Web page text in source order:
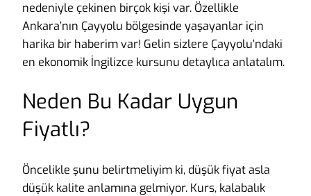
nedeniyle çekinen birçok kişi var. Özellikle
Ankara’nın Çayyolu bölgesinde yaşayanlar için
harika bir haberim var! Gelin sizlere Çayyolu’ndaki
en ekonomik İngilizce kursunu detaylıca anlatalım.
Neden Bu Kadar Uygun
Fiyatlı?
Öncelikle şunu belirtmeliyim ki, düşük fiyat asla
düşük kalite anlamına gelmiyor. Kurs, kalabalık